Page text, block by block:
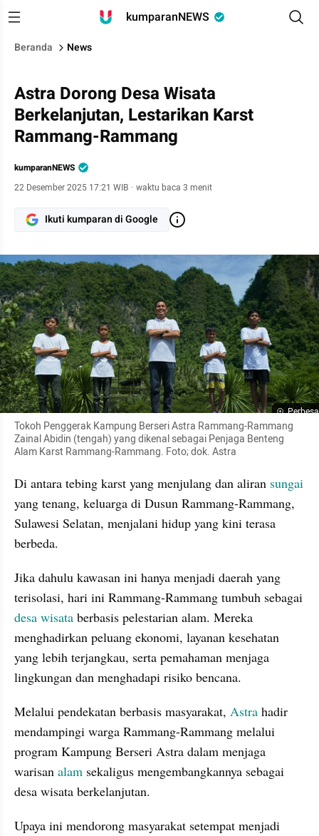
kumparanNEWS
Beranda News
Astra Dorong Desa Wisata
Berkelanjutan, Lestarikan Karst
Rammang-Rammang
kumparanNEWS
22 Desember 2025 17:21 WIB · waktu baca 3 menit
Ikuti kumparan di Google
Tokoh Penggerak Kampung Berseri Astra Rammang-Rammang
Zainal Abidin (tengah) yang dikenal sebagai Penjaga Benteng
Alam Karst Rammang-Rammang. Foto; dok. Astra
Di antara tebing karst yang menjulang dan aliran sungai
yang tenang, keluarga di Dusun Rammang-Rammang,
Sulawesi Selatan, menjalani hidup yang kini terasa
berbeda.
Jika dahulu kawasan ini hanya menjadi daerah yang
desa wisata berbasis pelestarian alam. Mereka
menghadirkan peluang ekonomi, layanan kesehatan
yang lebih terjangkau, serta pemahaman menjaga
lingkungan dan menghadapi risiko bencana.
Melalui pendekatan berbasis masyarakat, Astra hadir
mendampingi warga Rammang-Rammang melalui
program Kampung Berseri Astra dalam menjaga
warisan alam sekaligus mengembangkannya sebagai
desa wisata berkelanjutan.
Upaya ini mendorong masyarakat setempat menjadi